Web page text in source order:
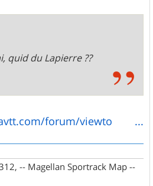
quid du Lapierre ??
forum/viewto ...
-- Magellan Sportrack Map --